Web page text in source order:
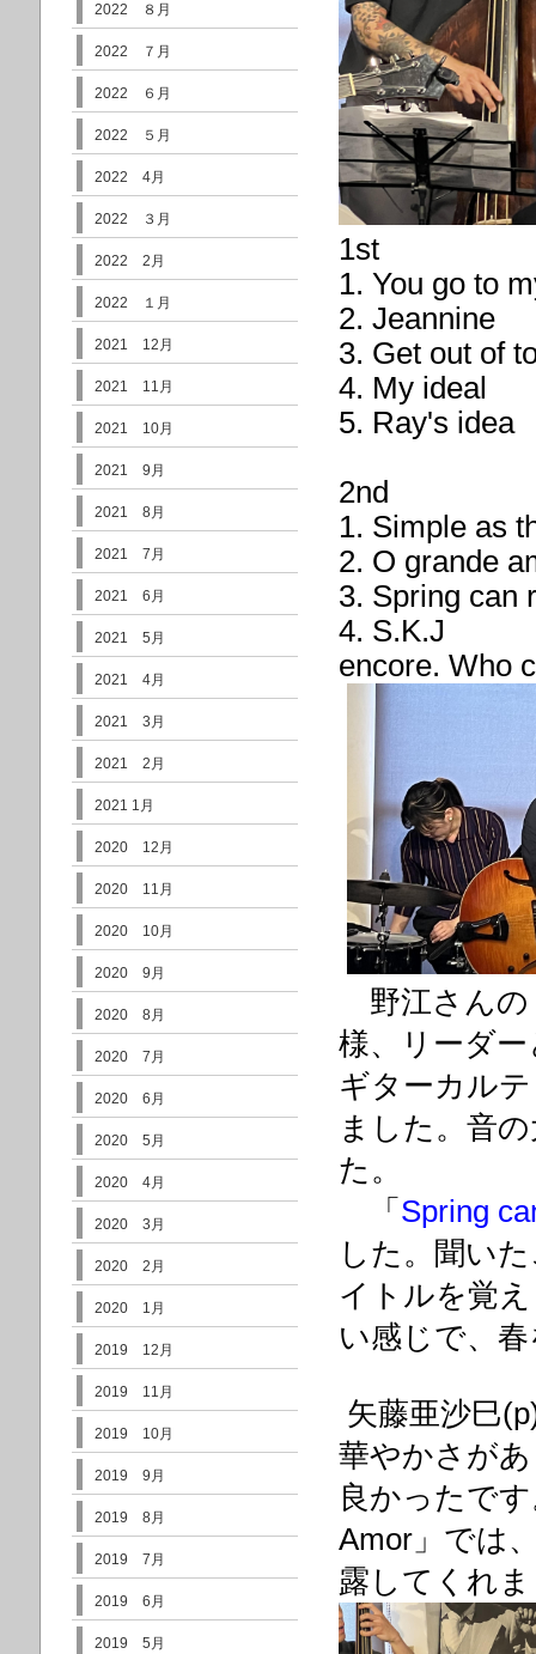
1st
1. You go to
2. Jeannine
3. Get out of
4. My ideal
5. Ray's idea
2nd
1. Simple as
2. O grande
3. Spring can
4. S.K.J
encore. Who
野江さんの
様、リーダ
ギターカル
ました。音
た。
「 Spring
した。聞い
イトルを覚
い感じで、
矢藤亜沙巳
華やかさが
良かったで
Amor」では
露してくれ
2022 ８月
2022 ７月
2022 ６月
2022 ５月
2022 4月
2022 ３月
2022 2月
2022 １月
2021 12月
2021 11月
2021 10月
2021 9月
2021 8月
2021 7月
2021 6月
2021 5月
2021 4月
2021 3月
2021 2月
2021 1月
2020 12月
2020 11月
2020 10月
2020 9月
2020 8月
2020 7月
2020 6月
2020 5月
2020 4月
2020 3月
2020 2月
2020 1月
2019 12月
2019 11月
2019 10月
2019 9月
2019 8月
2019 7月
2019 6月
2019 5月